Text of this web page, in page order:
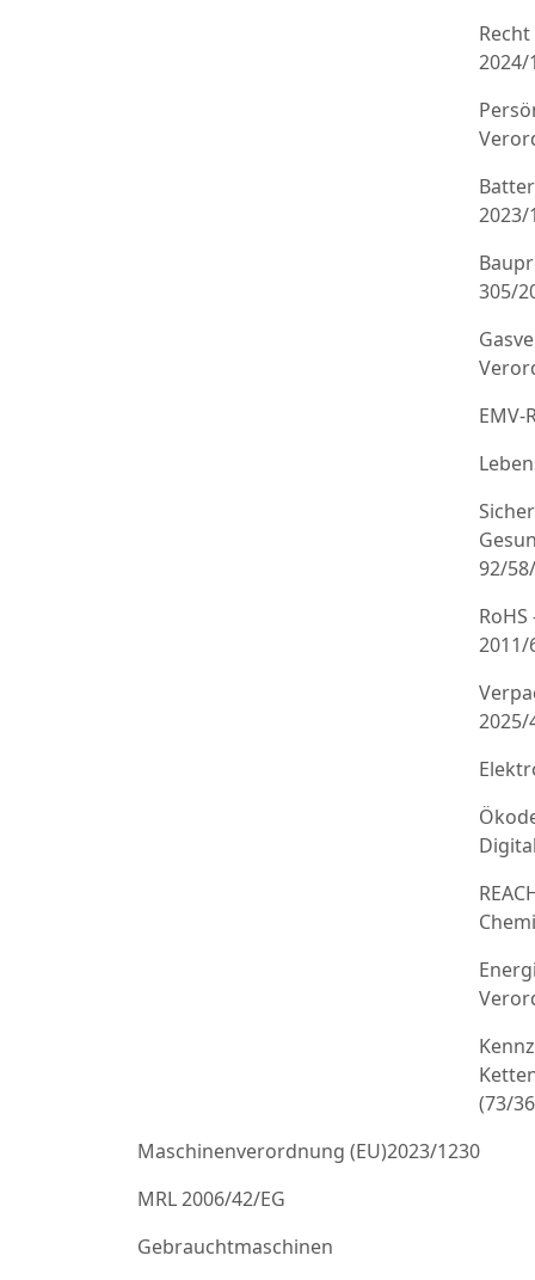
2024/
2023/
305/
EMV-
92/
2011/
2025/
(73/
Maschinenverordnung (EU)2023/1230
MRL 2006/42/EG
Gebrauchtmaschinen